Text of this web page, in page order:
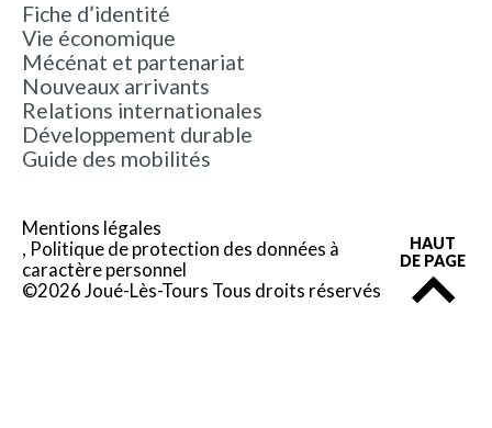
Fiche d’identité
Vie économique
Mécénat et partenariat
Nouveaux arrivants
Relations internationales
Développement durable
Guide des mobilités
Mentions légales
Politique de protection des données à
caractère personnel
©2026 Joué-Lès-Tours Tous droits réservés
HAUT
DE PAGE